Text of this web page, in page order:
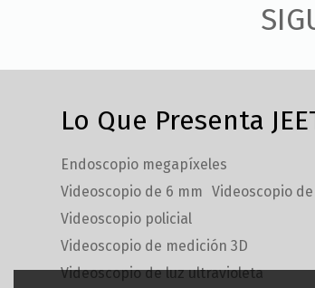
Lo Que Presenta
Endoscopio megapíxeles
Videoscopio de 6 mm Videoscopio
Videoscopio policial
Videoscopio de medición 3D
Videoscopio de luz ultravioleta